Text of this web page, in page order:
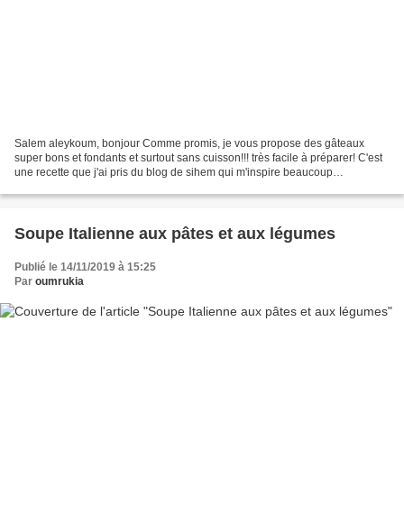
Salem aleykoum, bonjour Comme promis, je vous propose des gâteaux
super bons et fondants et surtout sans cuisson!!! très facile à préparer! C'est
une recette que j'ai pris du blog de sihem qui m'inspire beaucoup
Soupe Italienne aux pâtes et aux légumes
Publié le 14/11/2019 à 15:25
Par oumrukia